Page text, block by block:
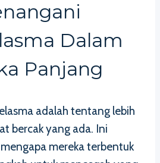
Dalam
Panjang
adalah tentang lebih
bercak yang ada. Ini
mereka terbentuk